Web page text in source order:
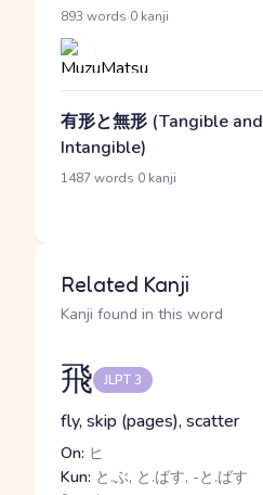
893 words 0 kanji
有形と無形 (Tangible and
Intangible)
1487 words 0 kanji
Related Kanji
Kanji found in this word
飛 JLPT 3
fly, skip (pages), scatter
On: ヒ
Kun: と.ぶ, と.ばす, -と.ばす